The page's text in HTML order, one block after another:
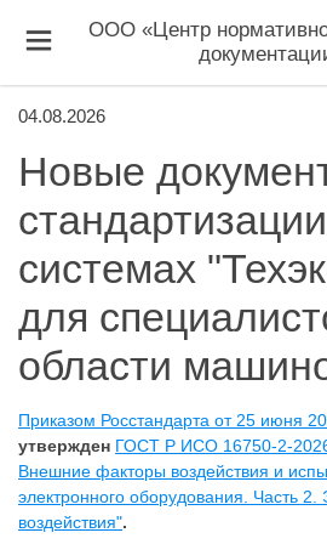
ООО «Центр
04.08.2026
Новые
системах
для
области
Приказом Росстандарта от 25 июня
утвержден ГОСТ Р ИСО 16750-2-
Внешние факторы воздействия и
электронного оборудования. Часть 2.
воздействия".